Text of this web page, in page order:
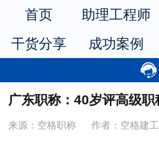
首页 助理工程师
干货分享
成功案例
广东职称：40岁评高级职
来源：空格职称 作者：空格建